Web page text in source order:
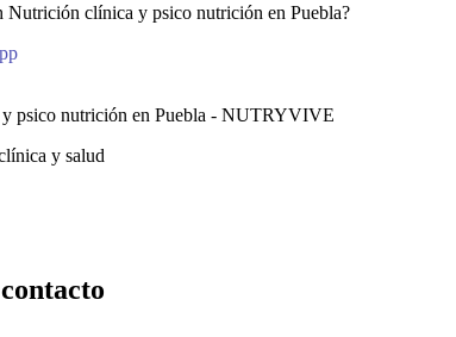
Nutrición clínica y psico nutrición en Puebla?
y salud